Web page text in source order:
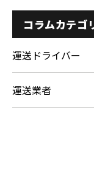
コラムカテゴ
運送ドライバー
運送業者